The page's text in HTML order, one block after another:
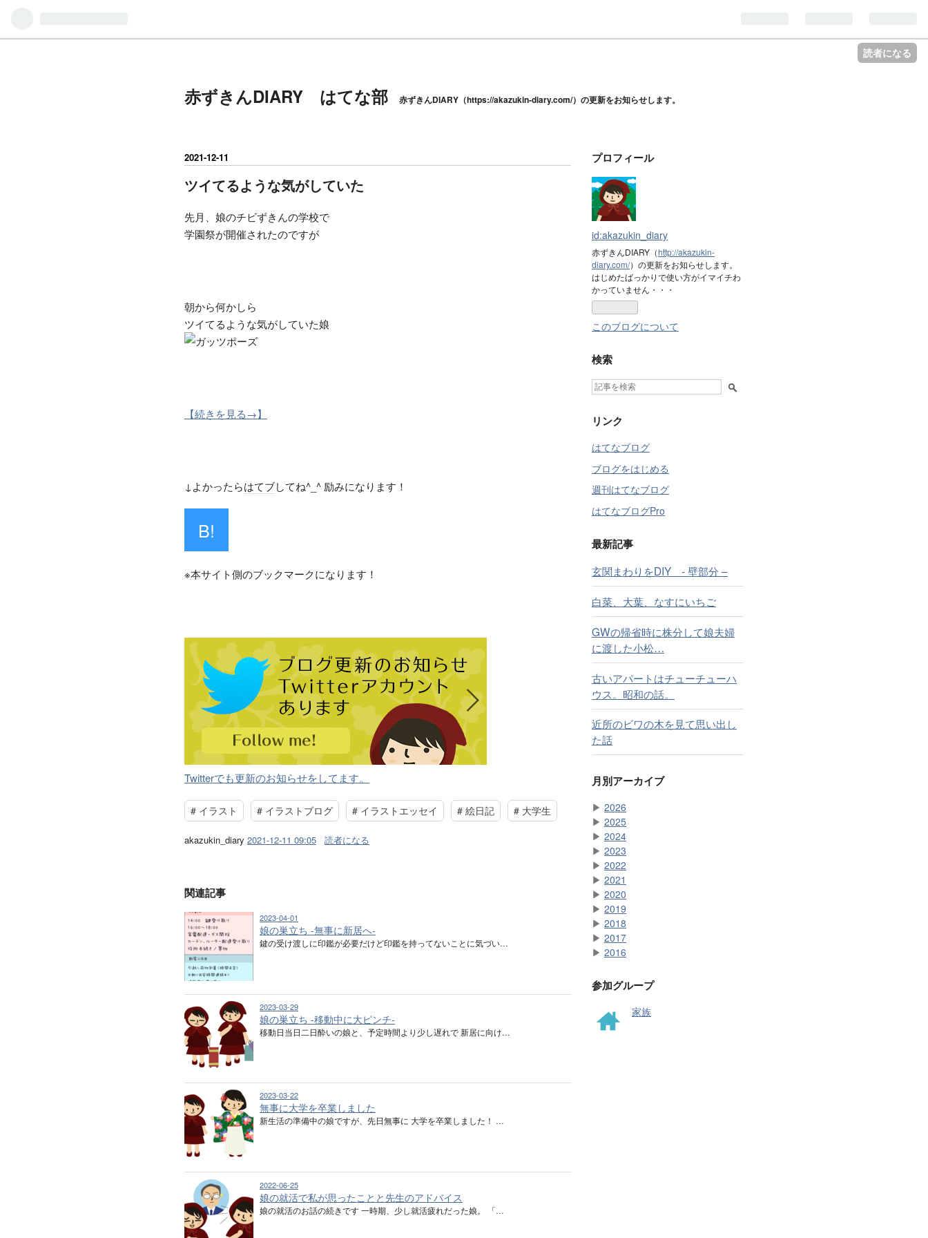
読者になる
赤ずきんDIARY はてな部 赤ずきんDIARY（https://akazukin-diary.com/）の更新をお知らせします。
2021-12-11
ツイてるような気がしていた
先月、娘のチビずきんの学校で
学園祭が開催されたのですが
朝から何かしら
ツイてるような気がしていた娘
【続きを見る→】
↓よかったらはてブしてね^_^ 励みになります！
B!
※本サイト側のブックマークになります！
Twitterでも更新のお知らせをしてます。
# イラスト # イラストブログ # イラストエッセイ # 絵日記 # 大学生
akazukin_diary 2021-12-11 09:05 読者になる
関連記事
2023-04-01
娘の巣立ち -無事に新居へ-
鍵の受け渡しに印鑑が必要だけど印鑑を持ってないことに気づい…
2023-03-29
娘の巣立ち -移動中に大ピンチ-
移動日当日二日酔いの娘と、予定時間より少し遅れで 新居に向け…
2023-03-22
無事に大学を卒業しました
新生活の準備中の娘ですが、先日無事に 大学を卒業しました！ …
2022-06-25
娘の就活で私が思ったことと先生のアドバイス
娘の就活のお話の続きです 一時期、少し就活疲れだった娘。 「…
プロフィール
id:akazukin_diary
赤ずきんDIARY（http://akazukin-
diary.com/）の更新をお知らせします。
はじめたばっかりで使い方がイマイチわ
かっていません・・・
このブログについて
検索
リンク
はてなブログ
ブログをはじめる
週刊はてなブログ
はてなブログPro
最新記事
玄関まわりをDIY - 壁部分 –
白菜、大葉、なすにいちご
GWの帰省時に株分して娘夫婦
に渡した小松…
古いアパートはチューチューハ
ウス。昭和の話。
近所のビワの木を見て思い出し
た話
月別アーカイブ
▶ 2026
▶ 2025
▶ 2024
▶ 2023
▶ 2022
▶ 2021
▶ 2020
▶ 2019
▶ 2018
▶ 2017
▶ 2016
参加グループ
家族